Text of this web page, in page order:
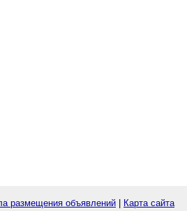
размещения объявлений Карта сайта